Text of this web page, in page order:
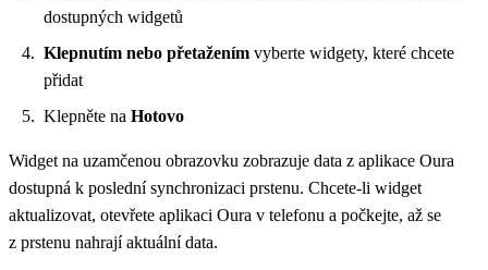
dostupných widgetů
Klepnutím nebo přetažením vyberte widgety, které chcete
přidat
Klepněte na Hotovo
Widget na uzamčenou obrazovku zobrazuje data z aplikace Oura
dostupná k poslední synchronizaci prstenu. Chcete-li widget
aktualizovat, otevřete aplikaci Oura v telefonu a počkejte, až se
z prstenu nahrají aktuální data.